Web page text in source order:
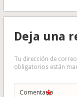
Deja una
Tu dirección de
obligatorios están
Comentario